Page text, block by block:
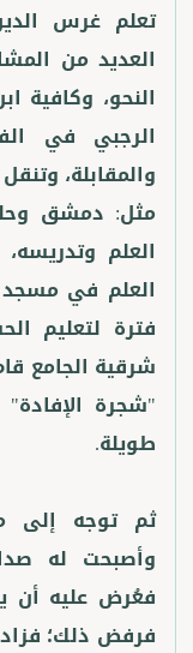
تعلم غرس
العديد من
النحو، وكافية
الرجبي في
والمقابلة،
مثل: دمشق
العلم
العلم في
فترة لتعليم
شرقية الجامع
"شجرة
ثم توجه إلى
وأصبحت له
فعُرض عليه أن
فرفض ذلك؛